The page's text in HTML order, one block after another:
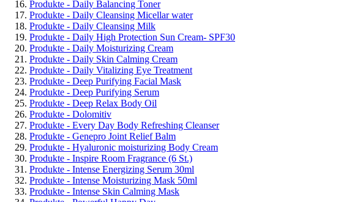
Produkte - Daily Balancing Toner
Produkte - Daily Cleansing Micellar water
Produkte - Daily Cleansing Milk
Produkte - Daily High Protection Sun Cream- SPF30
Produkte - Daily Moisturizing Cream
Produkte - Daily Skin Calming Cream
Produkte - Daily Vitalizing Eye Treatment
Produkte - Deep Purifying Facial Mask
Produkte - Deep Purifying Serum
Produkte - Deep Relax Body Oil
Produkte - Dolomitiv
Produkte - Every Day Body Refreshing Cleanser
Produkte - Genepro Joint Relief Balm
Produkte - Hyaluronic moisturizing Body Cream
Produkte - Inspire Room Fragrance (6 St.)
Produkte - Intense Energizing Serum 30ml
Produkte - Intense Moisturizing Mask 50ml
Produkte - Intense Skin Calming Mask